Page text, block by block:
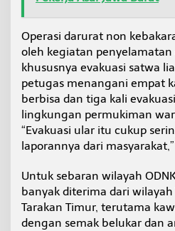
Operasi darurat non
oleh kegiatan penyelamatan
khususnya evakuasi satwa
petugas menangani empat
berbisa dan tiga kali
lingkungan permukiman
“Evakuasi ular itu cukup
laporannya dari
Untuk sebaran wilayah
banyak diterima dari wilayah
Tarakan Timur, terutama
dengan semak belukar dan